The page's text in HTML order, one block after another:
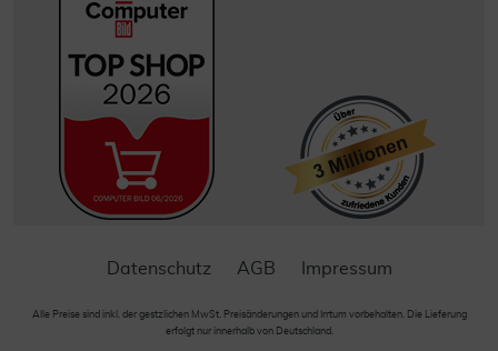
Datenschutz AGB Impressum
Alle Preise sind inkl. der gestzlichen MwSt. Preisänderungen und Irrtum vorbehalten. Die Lieferung
erfolgt nur innerhalb von Deutschland.